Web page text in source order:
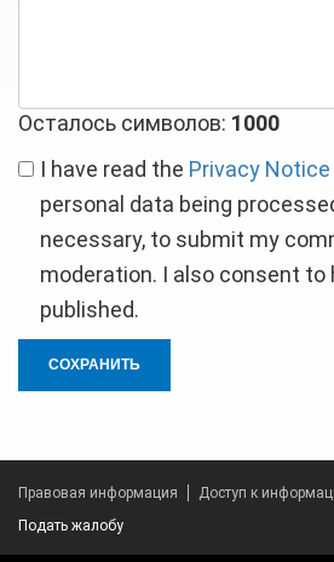
Осталось символов: 1000
I have read the Privacy Notice
personal data being
necessary, to submit my
moderation. I also consent to
published.
СОХРАНИТЬ
Правовая информация Доступ к
Подать жалобу